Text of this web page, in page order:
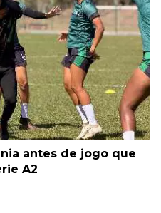
antes de jogo que
A2